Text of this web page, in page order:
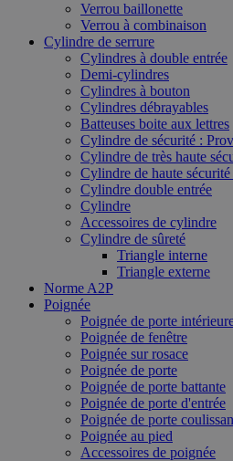
Verrou baillonette
Verrou à combinaison
Cylindre de serrure
Cylindres à double entrée
Demi-cylindres
Cylindres à bouton
Cylindres débrayables
Batteuses boite aux lettres
Cylindre de sécurité :
Cylindre de très haute
Cylindre de haute
Cylindre double entrée
Cylindre
Accessoires de cylindre
Cylindre de sûreté
Triangle interne
Triangle externe
Norme A2P
Poignée
Poignée de porte
Poignée de fenêtre
Poignée sur rosace
Poignée de porte
Poignée de porte battante
Poignée de porte d'entrée
Poignée de porte
Poignée au pied
Accessoires de poignée